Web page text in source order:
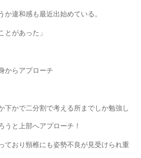
か違和感も最近出始めている。
とがあった」
からアプローチ
下かで二分割で考える所までしか勉強し
うと上部へアプローチ！
ており頸椎にも姿勢不良が見受けられ重